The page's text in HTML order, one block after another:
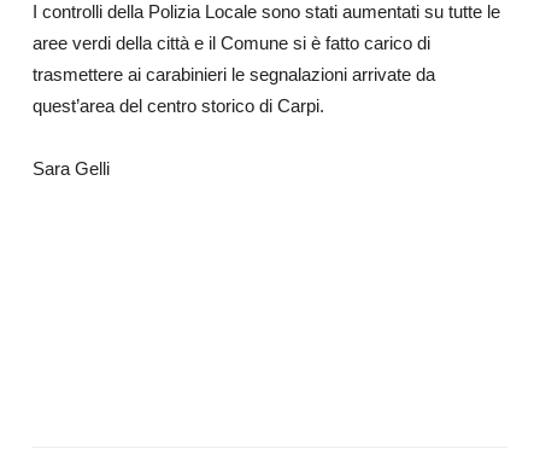
I controlli della Polizia Locale sono stati aumentati su tutte le
aree verdi della città e il Comune si è fatto carico di
trasmettere ai carabinieri le segnalazioni arrivate da
quest’area del centro storico di Carpi.
Sara Gelli